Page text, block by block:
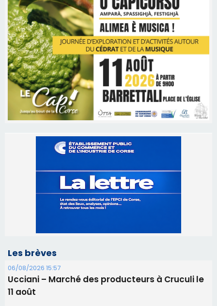
Les brèves
06/08/2026 15:57
Ucciani – Marché des producteurs à Cruculi le
11 août